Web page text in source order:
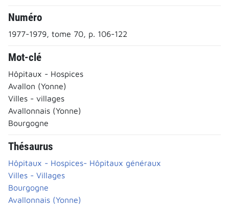
Numéro
1977-1979, tome 70, p. 106-122
Mot-clé
Hôpitaux - Hospices
Avallon (Yonne)
Villes - villages
Avallonnais (Yonne)
Bourgogne
Thésaurus
Hôpitaux - Hospices- Hôpitaux généraux
Villes - Villages
Bourgogne
Avallonnais (Yonne)